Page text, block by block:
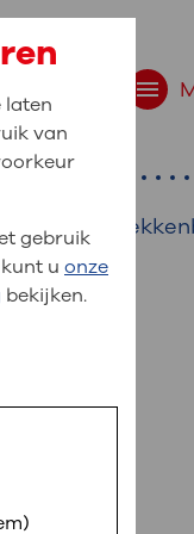
laten
van
gebruik
u onze
bekijken.